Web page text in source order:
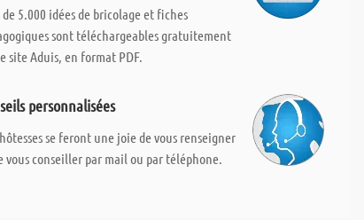
de 5.000 idées de bricolage et fiches
sont téléchargeables gratuitement
site Aduis, en format PDF.
personnalisées
se feront une joie de vous renseigner
vous conseiller par mail ou par téléphone.